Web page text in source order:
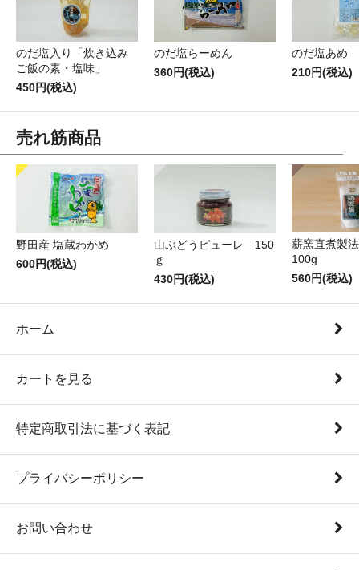
のだ塩入り「炊き込み
ご飯の素・塩味」
450円(税込)
のだ塩らーめん
360円(税込)
のだ塩あめ
210円(税込)
売れ筋商品
野田産 塩蔵わかめ
600円(税込)
山ぶどうピューレ 150
ｇ
430円(税込)
薪窯直煮製
100g
560円(税込)
ホーム
カートを見る
特定商取引法に基づく表記
プライバシーポリシー
お問い合わせ